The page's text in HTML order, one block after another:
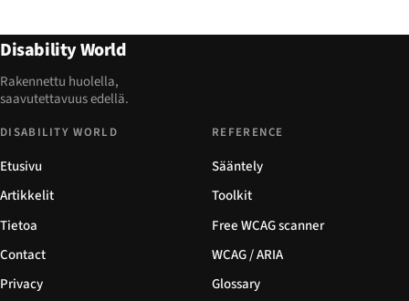
Disability World
Rakennettu huolella,
saavutettavuus edellä.
DISABILITY WORLD
Etusivu
Artikkelit
Tietoa
Contact
Privacy
REFERENCE
Sääntely
Toolkit
Free WCAG scanner
WCAG / ARIA
Glossary